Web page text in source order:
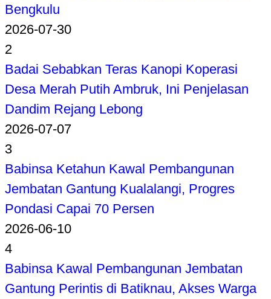
Bengkulu
2026-07-30
2
Badai Sebabkan Teras Kanopi Koperasi
Desa Merah Putih Ambruk, Ini Penjelasan
Dandim Rejang Lebong
2026-07-07
3
Babinsa Ketahun Kawal Pembangunan
Jembatan Gantung Kualalangi, Progres
Pondasi Capai 70 Persen
2026-06-10
4
Babinsa Kawal Pembangunan Jembatan
Gantung Perintis di Batiknau, Akses Warga